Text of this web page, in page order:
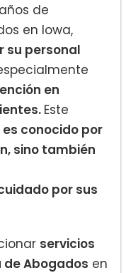
de
en Iowa,
su personal
en
Este
es conocido por
sino también
por sus
servicios
Abogados en